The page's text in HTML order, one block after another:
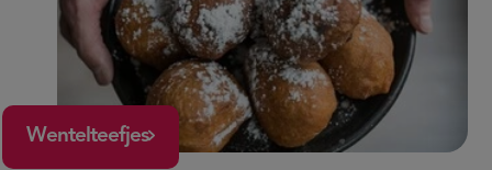
Wentelteefjes